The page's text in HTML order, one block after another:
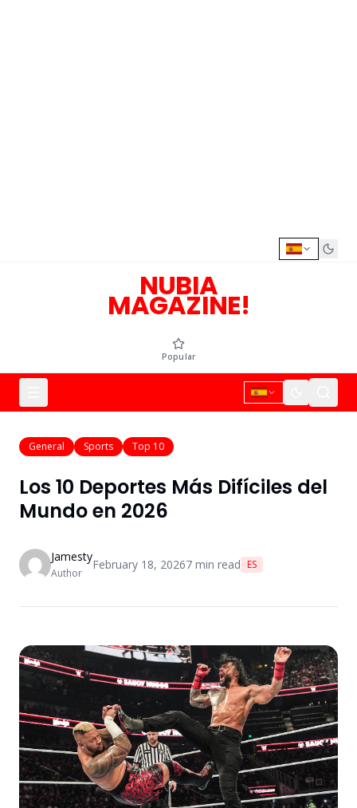
NUBIA
MAGAZINE!
Popular
General Sports Top 10
Los 10 Deportes Más Difíciles del
Mundo en 2026
Jamesty
Author
February 18, 20267 min read ES